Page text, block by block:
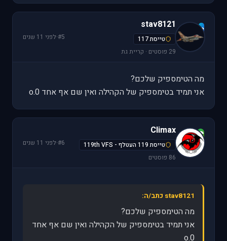
s
stav8121
טייסת 117
29 פוסטים · קריית גת
#5
·לפני 11 שנים
מה הטימספיק שלכם?
אני תמיד בטימספיק של הקהילה ואין שם אף אחד 0.o
C
Climax
טייסת 119 העטלף - 119th VFS
86 פוסטים
#6
·לפני 11 שנים
stav8121 כתב/ה:
מה הטימספיק שלכם?
אני תמיד בטימספיק של הקהילה ואין שם אף אחד
0.o